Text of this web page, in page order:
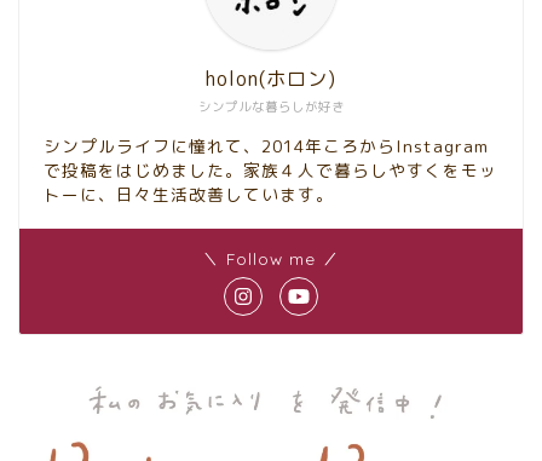
シンプルな暮らしが好き
holon(ホロン)
シンプルライフに憧れて、2014年ころからInstagram
で投稿をはじめました。家族４人で暮らしやすくをモッ
トーに、日々生活改善しています。
＼ Follow me ／